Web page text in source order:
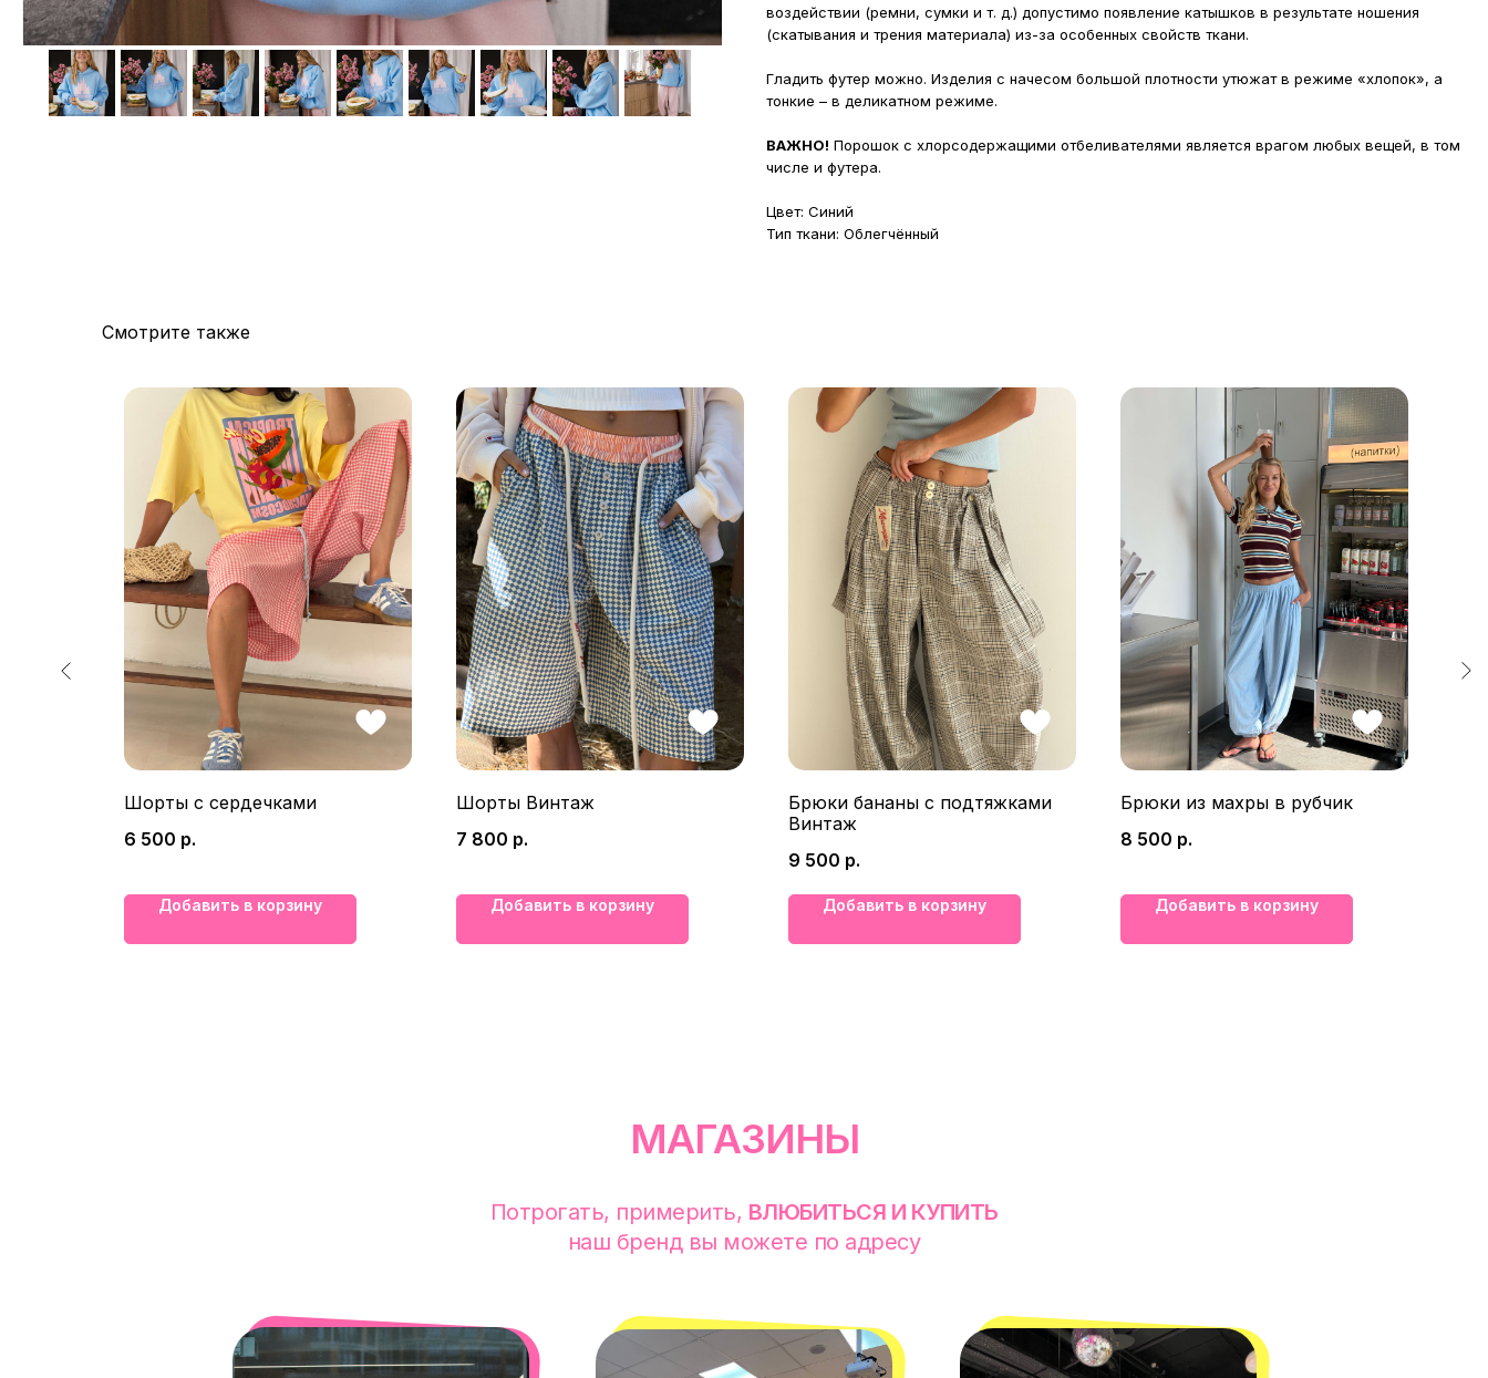
воздействии (ремни, сумки и т. д.) допустимо появление катышков в результате ношения
(скатывания и трения материала) из-за особенных свойств ткани.
Гладить футер можно. Изделия с начесом большой плотности утюжат в режиме «хлопок», а
тонкие – в деликатном режиме.
ВАЖНО! Порошок с хлорсодержащими отбеливателями является врагом любых вещей, в том
числе и футера.
Цвет: Синий
Тип ткани: Облегчённый
Смотрите также
Шорты с сердечками
6 500 р.
Добавить в корзину
Шорты Винтаж
7 800 р.
Добавить в корзину
Брюки бананы с подтяжками
Винтаж
9 500 р.
Добавить в корзину
Брюки из махры в рубчик
8 500 р.
Добавить в корзину
МАГАЗИНЫ
Потрогать, примерить, ВЛЮБИТЬСЯ И КУПИТЬ
наш бренд вы можете по адресу